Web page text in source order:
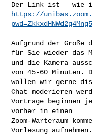
https://
Aufgrund der Größe
für Sie wieder das
und die Kamera
von 45-60 Minuten.
wollen wir gerne
Chat moderieren
Vorträge beginnen
vorher in einen
Zoom-Warteraum
Vorlesung aufnehmen.